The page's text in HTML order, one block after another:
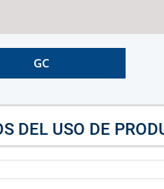
GC
DEL USO DE